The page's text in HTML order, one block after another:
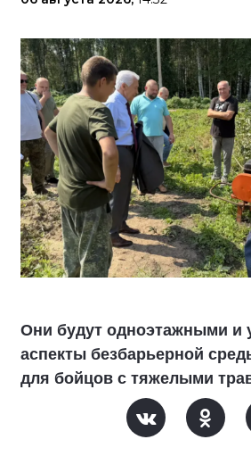
Они будут одноэтажными и
аспекты безбарьерной
для бойцов с тяжелыми